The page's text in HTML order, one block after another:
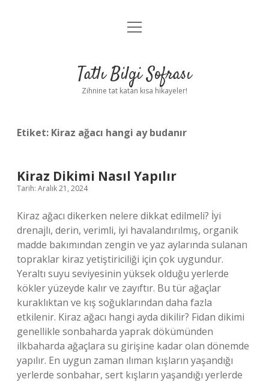
Anasayfa
Yasal Uyarı
menüyü
Tatlı Bilgi Sofrası
Zihnine tat katan kısa hikayeler!
Etiket: Kiraz ağacı hangi ay budanır
Kiraz Dikimi Nasıl Yapılır
Tarih: Aralık 21, 2024
Kiraz ağacı dikerken nelere dikkat edilmeli? İyi
drenajlı, derin, verimli, iyi havalandırılmış, organik
madde bakımından zengin ve yaz aylarında sulanan
topraklar kiraz yetiştiriciliği için çok uygundur.
Yeraltı suyu seviyesinin yüksek olduğu yerlerde
kökler yüzeyde kalır ve zayıftır. Bu tür ağaçlar
kuraklıktan ve kış soğuklarından daha fazla
etkilenir. Kiraz ağacı hangi ayda dikilir? Fidan dikimi
genellikle sonbaharda yaprak dökümünden
ilkbaharda ağaçlara su girişine kadar olan dönemde
yapılır. En uygun zaman ılıman kışların yaşandığı
yerlerde sonbahar, sert kışların yaşandığı yerlerde